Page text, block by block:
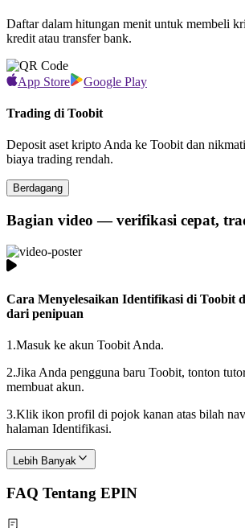
Daftar dalam hitungan menit untuk membeli
kredit atau transfer bank.
App Store Google Play
Trading di Toobit
Deposit aset kripto Anda ke Toobit dan
biaya trading rendah.
Berdagang
Bagian video — verifikasi cepat,
Cara Menyelesaikan Identifikasi di Toobit
dari penipuan
1.Masuk ke akun Toobit Anda.
2.Jika Anda pengguna baru Toobit, tonton
membuat akun.
3.Klik ikon profil di pojok kanan atas bilah
halaman Identifikasi.
Lebih Banyak
FAQ Tentang EPIN